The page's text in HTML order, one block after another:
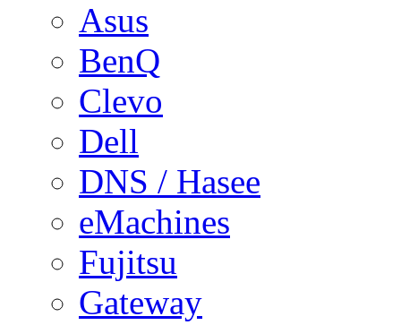
Asus
BenQ
Clevo
Dell
DNS / Hasee
eMachines
Fujitsu
Gateway